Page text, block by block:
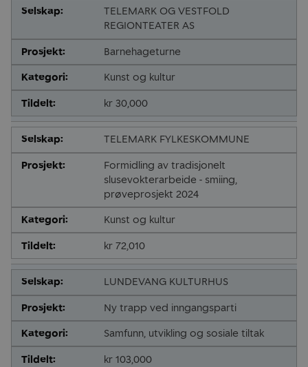
TELEMARK OG VESTFOLD
REGIONTEATER AS
Barnehageturne
Kunst og kultur
kr 30,000
TELEMARK FYLKESKOMMUNE
Formidling av tradisjonelt
slusevokterarbeide - smiing,
prøveprosjekt 2024
Kunst og kultur
kr 72,010
LUNDEVANG KULTURHUS
Ny trapp ved inngangsparti
Samfunn, utvikling og sosiale tiltak
kr 103,000